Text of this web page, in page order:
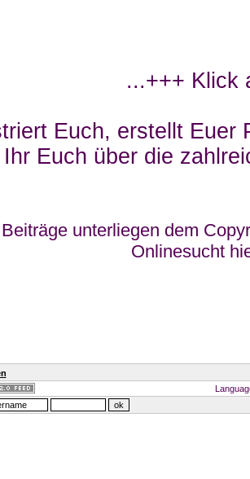
...+++ Klick
Euch, erstellt Euer
Euch über die
unterliegen dem
Onlinesucht